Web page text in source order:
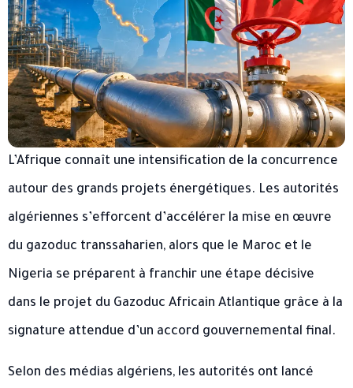
L’Afrique connaît une intensification de la concurrence
autour des grands projets énergétiques. Les autorités
algériennes s’efforcent d’accélérer la mise en œuvre
du gazoduc transsaharien, alors que le Maroc et le
Nigeria se préparent à franchir une étape décisive
dans le projet du Gazoduc Africain Atlantique grâce à la
signature attendue d’un accord gouvernemental final.
Selon des médias algériens, les autorités ont lancé